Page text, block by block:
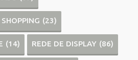
(23)
(14) REDE DE DISPLAY (86)